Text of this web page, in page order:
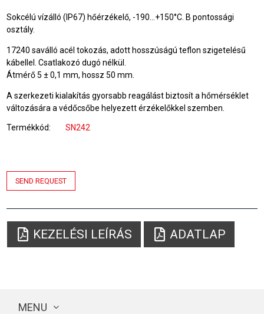
Sokcélú vízálló (IP67) hőérzékelő, -190...+150°C. B pontossági
osztály.
17240 saválló acél tokozás, adott hosszúságú teflon szigetelésű
kábellel. Csatlakozó dugó nélkül.
Átmérő 5 ± 0,1 mm, hossz 50 mm.
A szerkezeti kialakításgyorsabb reagálást biztosít a hőmérséklet
változására a védőcsőbe helyezettérzékelőkkel szemben.
Termékkód SN242
SEND REQUEST
KEZELÉSI LEÍRÁS ADATLAP
MENU